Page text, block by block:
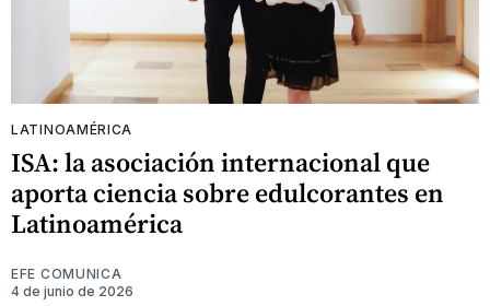
LATINOAMÉRICA
ISA: la asociación internacional que
aporta ciencia sobre edulcorantes en
Latinoamérica
EFE COMUNICA
4 de junio de 2026